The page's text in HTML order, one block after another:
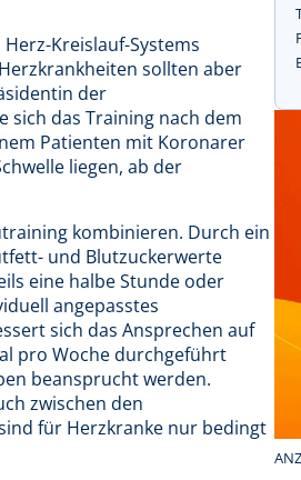
Kreislauf-Systems
sollten aber
der
sich das Training nach dem
Patienten mit Koronarer
liegen, ab der
kombinieren. Durch ein
und Blutzuckerwerte
eine halbe Stunde oder
angepasstes
sich das Ansprechen auf
pro Woche durchgeführt
beansprucht werden.
zwischen den
für Herzkranke nur bedingt